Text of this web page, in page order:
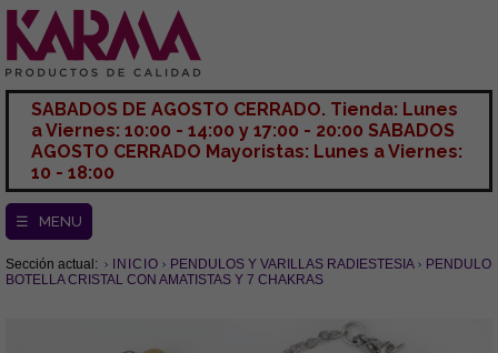
SABADOS DE AGOSTO CERRADO. Tienda: Lunes
a Viernes: 10:00 - 14:00 y 17:00 - 20:00 SABADOS
AGOSTO CERRADO Mayoristas: Lunes a Viernes:
10 - 18:00
☰ MENU
Sección actual: INICIO PENDULOS Y VARILLAS RADIESTESIA
PENDULO
BOTELLA CRISTAL CON AMATISTAS Y 7 CHAKRAS